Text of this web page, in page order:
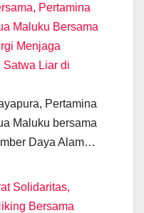
Pertamina
Maluku Bersama
Menjaga
Satwa Liar di
Pertamina
Maluku bersama
Daya Alam…
Solidaritas,
Bersama